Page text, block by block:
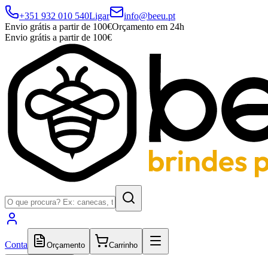
+351 932 010 540Ligar
info@beeu.pt
Envio grátis a partir de 100€Orçamento em 24h
Envio grátis a partir de 100€
Conta Orçamento Carrinho